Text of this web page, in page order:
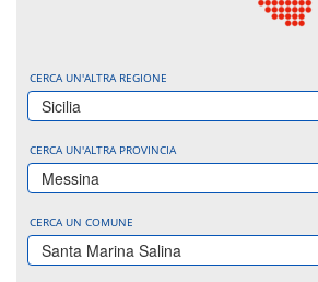
CERCA UN'ALTRA REGIONE
Sicilia
CERCA UN'ALTRA PROVINCIA
Messina
CERCA UN COMUNE
Santa Marina Salina